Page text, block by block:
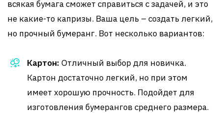
всякая бумага сможет справиться с задачей, и это
не какие-то капризы. Ваша цель – создать легкий,
но прочный бумеранг. Вот несколько вариантов:
Картон: Отличный выбор для новичка.
Картон достаточно легкий, но при этом
имеет хорошую прочность. Подойдет для
изготовления бумерангов среднего размера.